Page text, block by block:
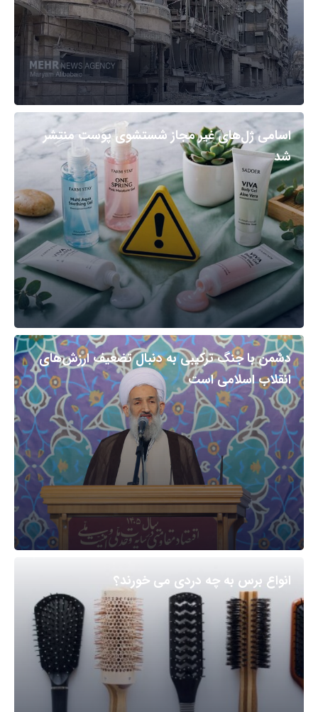
اسامی ژل‌های غیر مجاز شستشوی پوست منتشر
شد
دشمن با جنگ ترکیبی به دنبال تضعیف ارزش‌های
انقلاب اسلامی است
انواع برس به چه دردی می خورند؟